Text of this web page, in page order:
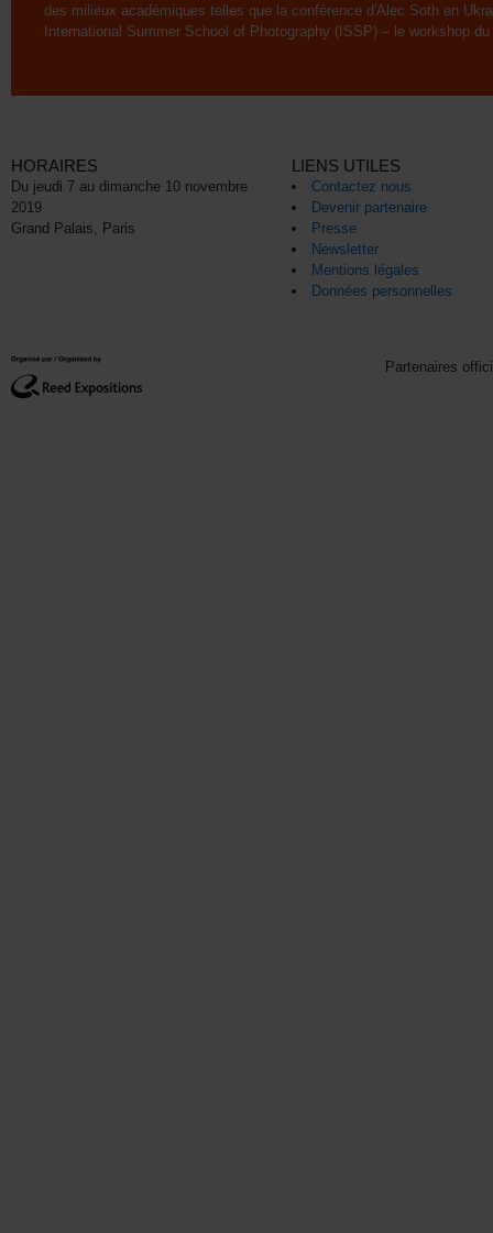
des milieux académiques telles que la conférence d'Alec Soth en
International Summer School of Photography (ISSP) – le workshop
HORAIRES
Du jeudi 7 au dimanche 10 novembre
2019
Grand Palais, Paris
LIENS UTILES
Contactez nous
Devenir partenaire
Presse
Newsletter
Mentions légales
Données personnelles
Partenaires